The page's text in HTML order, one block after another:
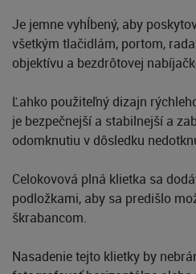
Je jemne vyhĺbený, aby
všetkým tlačidlám, portom,
objektívu a bezdrôtovej
Ľahko použiteľný dizajn
je bezpečnejší a stabilnejší a
odomknutiu v dôsledku
Celokovová plná klietka sa
podložkami, aby sa predišlo
škrabancom.
Nasadenie tejto klietky by